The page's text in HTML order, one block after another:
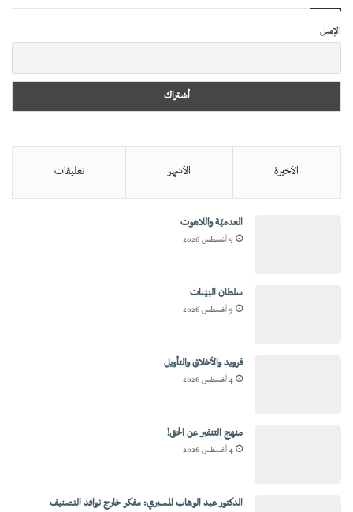
الإيميل
الأخيرة الأشهر تعليقات
العدميَّة واللاهوت
9 أغسطس 2026
سلطان البيّنات
9 أغسطس 2026
فرويد والأخلاق والتأويل
4 أغسطس 2026
منهج التنفير عن الحق!
4 أغسطس 2026
الدكتور عبد الوهاب المسيري: مفكر خارج نوافذ التصنيف